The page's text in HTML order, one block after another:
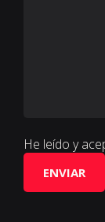
He leído y
ENVIAR